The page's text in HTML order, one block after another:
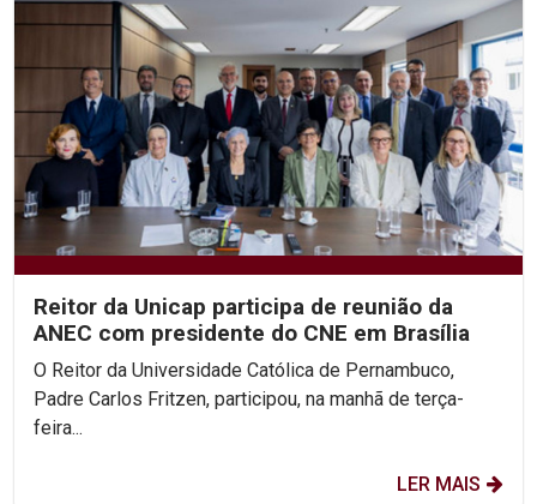
Reitor da Unicap participa de reunião da
ANEC com presidente do CNE em Brasília
O Reitor da Universidade Católica de Pernambuco,
Padre Carlos Fritzen, participou, na manhã de terça-
feira...
LER MAIS